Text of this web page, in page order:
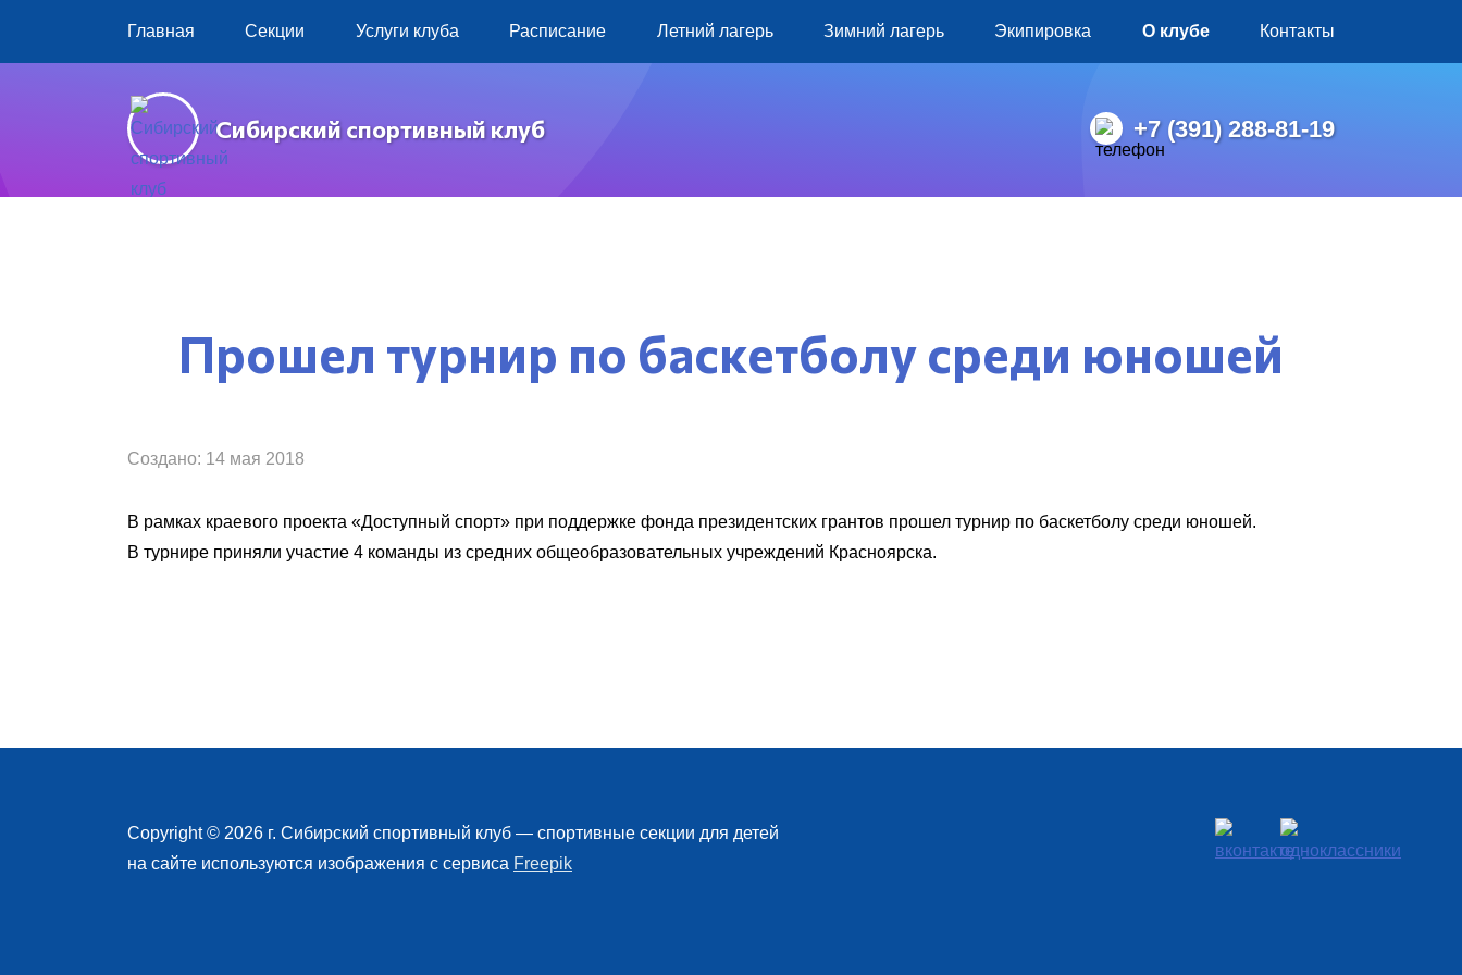
Главная Секции Услуги клуба Расписание Летний лагерь Зимний лагерь Экипировка О клубе Контакты
Сибирский спортивный клуб +7 (391) 288-81-19
Прошел турнир по баскетболу среди юношей
Создано: 14 мая 2018
В рамках краевого проекта «Доступный спорт» при поддержке фонда президентских грантов прошел турнир по баскетболу среди юношей.
В турнире приняли участие 4 команды из средних общеобразовательных учреждений Красноярска.
Copyright © 2026 г. Сибирский спортивный клуб — спортивные секции для детей
на сайте используются изображения с сервиса Freepik